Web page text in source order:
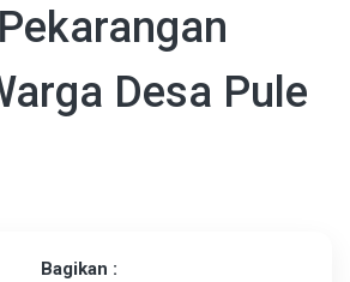
Desa Pule
Bagikan :